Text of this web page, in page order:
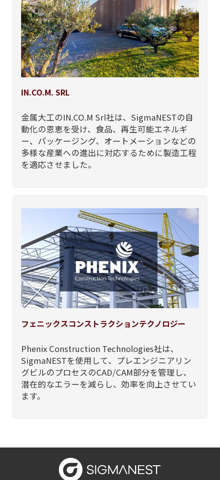
IN.CO.M. SRL
金属大工のIN.CO.M Srl社は、SigmaNESTの自
動化の恩恵を受け、食品、再生可能エネルギ
ー、パッケージング、オートメーションなどの
多様な産業への進出に対応するために製造工程
を適応させました。
フェニックスコンストラクションテクノロジー
Phenix Construction Technologies社は、
SigmaNESTを使用して、プレエンジニアリン
グビルのプロセスのCAD/CAM部分を管理し、
潜在的なエラーを減らし、効率を向上させてい
ます。